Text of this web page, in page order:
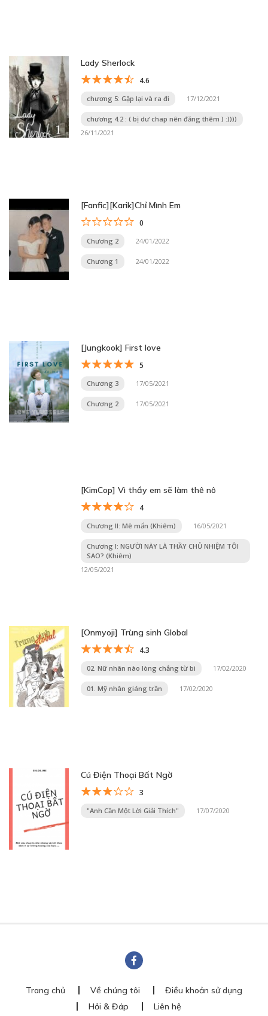
Lady Sherlock
4.6
chương 5: Gặp lại và ra đi 17/12/2021
chương 4.2 : ( bị dư chap nên đăng thêm ) :))))
26/11/2021
[Fanfic][Karik]Chỉ Mình Em
0
Chương 2 24/01/2022
Chương 1 24/01/2022
[Jungkook] First love
5
Chương 3 17/05/2021
Chương 2 17/05/2021
[KimCop] Vì thầy em sẽ làm thê nô
4
Chương II: Mê mẩn (Khiêm) 16/05/2021
Chương I: NGƯỜI NÀY LÀ THẦY CHỦ NHIỆM TÔI
SAO? (Khiêm)
12/05/2021
[Onmyoji] Trùng sinh Global
4.3
02. Nữ nhân nào lòng chẳng từ bi 17/02/2020
01. Mỹ nhân giáng trần 17/02/2020
Cú Điện Thoại Bất Ngờ
3
"Anh Cần Một Lời Giải Thích" 17/07/2020
Trang chủ Về chúng tôi
Điều khoản sử dụng
Hỏi & Đáp
Liên hệ